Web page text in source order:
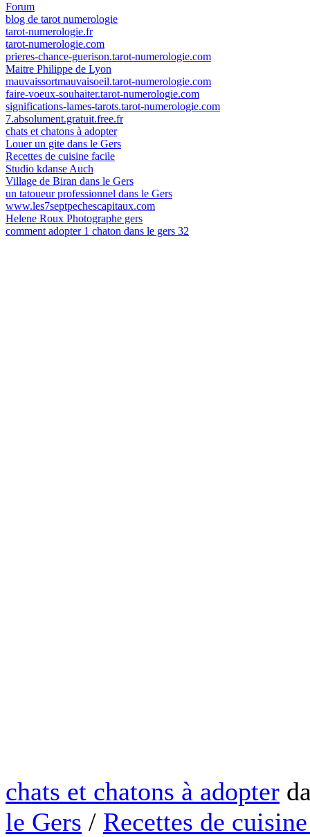
Forum
blog de tarot numerologie
tarot-numerologie.fr
tarot-numerologie.com
prieres-chance-guerison.tarot-numerologie.com
Maitre Philippe de Lyon
mauvaissortmauvaisoeil.tarot-numerologie.com
faire-voeux-souhaiter.tarot-numerologie.com
significations-lames-tarots.tarot-numerologie.com
7.absolument.gratuit.free.fr
chats et chatons à adopter
Louer un gite dans le Gers
Recettes de cuisine facile
Studio kdanse Auch
Village de Biran dans le Gers
un tatoueur professionnel dans le Gers
www.les7septpechescapitaux.com
Helene Roux Photographe gers
comment adopter 1 chaton dans le gers 32
chats et chatons à adopter
le Gers / Recettes de